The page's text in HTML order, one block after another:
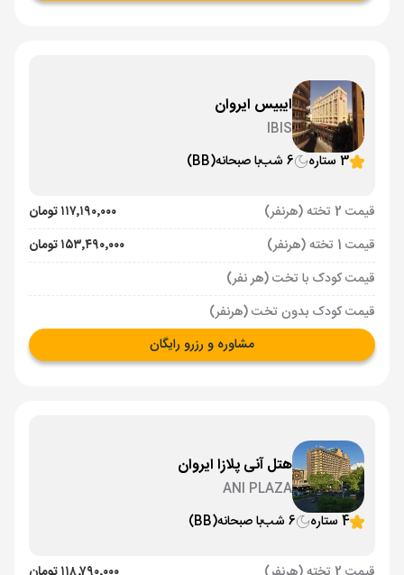
ایبیس ایروان
IBIS
3 ستاره
6 شب با صبحانه(BB)
قیمت 2 تخته (هرنفر)
۱۱۷٬۱۹۰٬۰۰۰ تومان
قیمت 1 تخته (هرنفر)
۱۵۳٬۴۹۰٬۰۰۰ تومان
قیمت کودک با تخت (هر نفر)
قیمت کودک بدون تخت (هرنفر)
مشاوره و رزرو رایگان
هتل آنی پلازا ایروان
ANI PLAZA
4 ستاره
6 شب با صبحانه(BB)